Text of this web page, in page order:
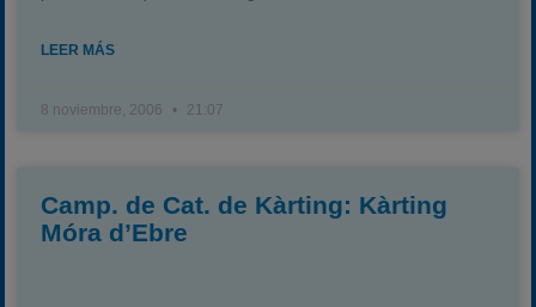
LEER MÁS
8 noviembre, 2006 21:07
Camp. de Cat. de Kàrting: Kàrting
Móra d’Ebre